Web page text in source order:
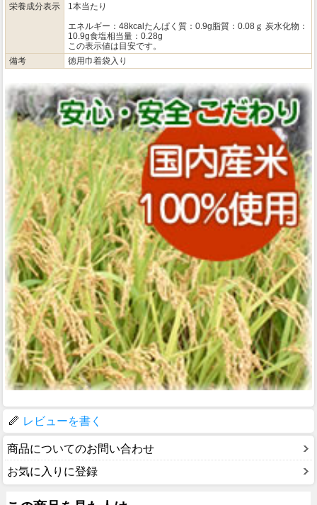
栄養成分表示
1本当たり
エネルギー：48kcalたんぱく質：0.9g脂質：0.08ｇ 炭水化物：
10.9g食塩相当量：0.28g
この表示値は目安です。
備考
徳用巾着袋入り
レビューを書く
商品についてのお問い合わせ
お気に入りに登録